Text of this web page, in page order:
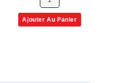
Ajouter Au Panier